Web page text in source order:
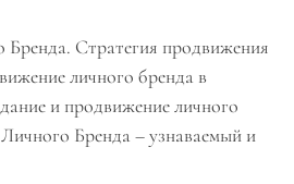
Стратегия продвижения
личного бренда в
и продвижение личного
Бренда – узнаваемый и